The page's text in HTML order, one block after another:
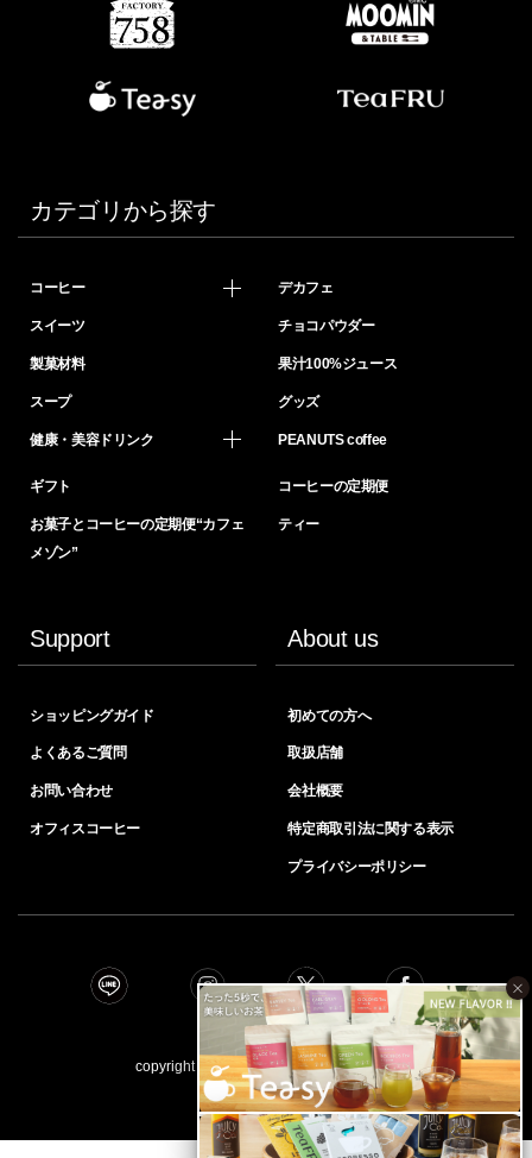
×
カテゴリから探す
コーヒー デカフェ
スイーツ チョコパウダー
製菓材料 果汁100%ジュース
スープ グッズ
健康・美容ドリンク PEANUTS coffee
ギフト コーヒーの定期便
お菓子とコーヒーの定期便“カフェ
メゾン”
ティー
Support
ショッピングガイド
よくあるご質問
お問い合わせ
オフィスコーヒー
About us
初めての方へ
取扱店舗
会社概要
特定商取引法に関する表示
プライバシーポリシー
copyright © INIC coﬀee all right reserved